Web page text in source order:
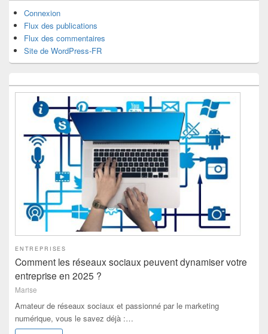
Connexion
Flux des publications
Flux des commentaires
Site de WordPress-FR
ENTREPRISES
Comment les réseaux sociaux peuvent dynamiser votre
entreprise en 2025 ?
Marise
Amateur de réseaux sociaux et passionné par le marketing
numérique, vous le savez déjà :…